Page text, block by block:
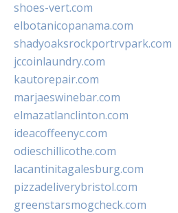
shoes-vert.com
elbotanicopanama.com
shadyoaksrockportrvpark.com
jccoinlaundry.com
kautorepair.com
marjaeswinebar.com
elmazatlanclinton.com
ideacoffeenyc.com
odieschillicothe.com
lacantinitagalesburg.com
pizzadeliverybristol.com
greenstarsmogcheck.com